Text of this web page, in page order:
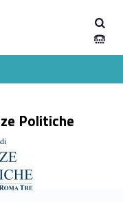
Politiche